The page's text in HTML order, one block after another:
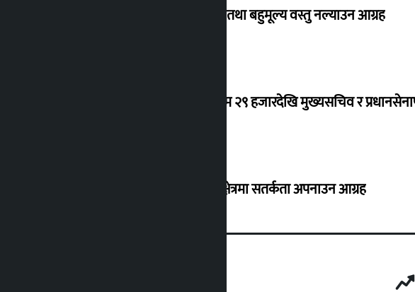
विदेशबाट फर्किँदा अपरिचित व्यक्तिका सुन तथा बहुमूल्य वस्तु नल्याउन आग्रह
कर्मचारीको नयाँ तलबमान स्वीकृत : न्यूनतम २९ हजारदेखि मुख्यसचिव र
३० जिल्लामा बाढीको जोखिम, नदी तटीय क्षेत्रमा सतर्कता अपनाउन आग्रह